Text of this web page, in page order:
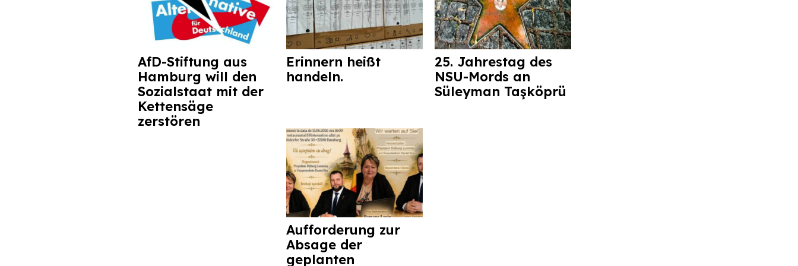
AfD-Stiftung aus
Hamburg will den
Sozialstaat mit der
Kettensäge
zerstören
Erinnern heißt
handeln.
25. Jahrestag des
NSU-Mords an
Süleyman Taşköprü
Aufforderung zur
Absage der
geplanten